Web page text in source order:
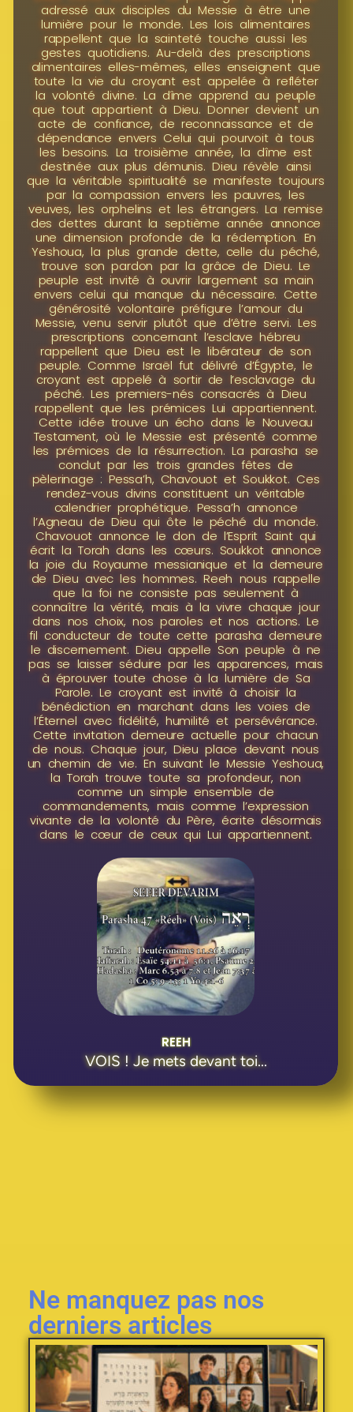
adressé aux disciples du Messie à être une
lumière pour le monde. Les lois alimentaires
rappellent que la sainteté touche aussi les
gestes quotidiens. Au-delà des prescriptions
alimentaires elles-mêmes, elles enseignent que
toute la vie du croyant est appelée à refléter
la volonté divine. La dîme apprend au peuple
que tout appartient à Dieu. Donner devient un
acte de confiance, de reconnaissance et de
dépendance envers Celui qui pourvoit à tous
les besoins. La troisième année, la dîme est
destinée aux plus démunis. Dieu révèle ainsi
que la véritable spiritualité se manifeste toujours
par la compassion envers les pauvres, les
veuves, les orphelins et les étrangers. La remise
des dettes durant la septième année annonce
une dimension profonde de la rédemption. En
Yeshoua, la plus grande dette, celle du péché,
trouve son pardon par la grâce de Dieu. Le
peuple est invité à ouvrir largement sa main
envers celui qui manque du nécessaire. Cette
générosité volontaire préfigure l’amour du
Messie, venu servir plutôt que d’être servi. Les
prescriptions concernant l’esclave hébreu
rappellent que Dieu est le libérateur de son
peuple. Comme Israël fut délivré d’Égypte, le
croyant est appelé à sortir de l’esclavage du
péché. Les premiers-nés consacrés à Dieu
rappellent que les prémices Lui appartiennent.
Cette idée trouve un écho dans le Nouveau
Testament, où le Messie est présenté comme
les prémices de la résurrection. La parasha se
conclut par les trois grandes fêtes de
pèlerinage : Pessa’h, Chavouot et Soukkot. Ces
rendez-vous divins constituent un véritable
calendrier prophétique. Pessa’h annonce
l’Agneau de Dieu qui ôte le péché du monde.
Chavouot annonce le don de l’Esprit Saint qui
écrit la Torah dans les cœurs. Soukkot annonce
la joie du Royaume messianique et la demeure
de Dieu avec les hommes. Reeh nous rappelle
que la foi ne consiste pas seulement à
connaître la vérité, mais à la vivre chaque jour
dans nos choix, nos paroles et nos actions. Le
fil conducteur de toute cette parasha demeure
le discernement. Dieu appelle Son peuple à ne
pas se laisser séduire par les apparences, mais
à éprouver toute chose à la lumière de Sa
Parole. Le croyant est invité à choisir la
bénédiction en marchant dans les voies de
l’Éternel avec fidélité, humilité et persévérance.
Cette invitation demeure actuelle pour chacun
de nous. Chaque jour, Dieu place devant nous
un chemin de vie. En suivant le Messie Yeshoua,
la Torah trouve toute sa profondeur, non
comme un simple ensemble de
commandements, mais comme l’expression
vivante de la volonté du Père, écrite désormais
dans le cœur de ceux qui Lui appartiennent.
REEH
VOIS ! Je mets devant toi...
Ne manquez pas nos
derniers articles